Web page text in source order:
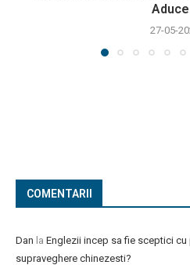
27-05-
COMENTARII
Dan la Englezii incep sa fie sceptici
supraveghere chinezesti?